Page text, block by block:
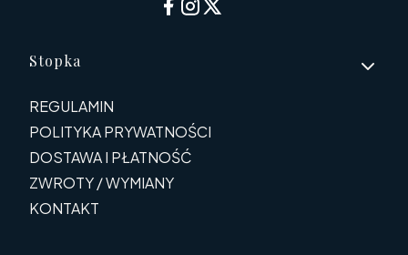
Linki w stopce
Stopka
REGULAMIN
POLITYKA PRYWATNOŚCI
DOSTAWA I PŁATNOŚĆ
ZWROTY / WYMIANY
KONTAKT